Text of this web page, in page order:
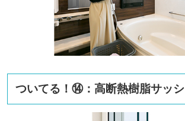
ついてる！⑭：高断熱樹脂サッシ